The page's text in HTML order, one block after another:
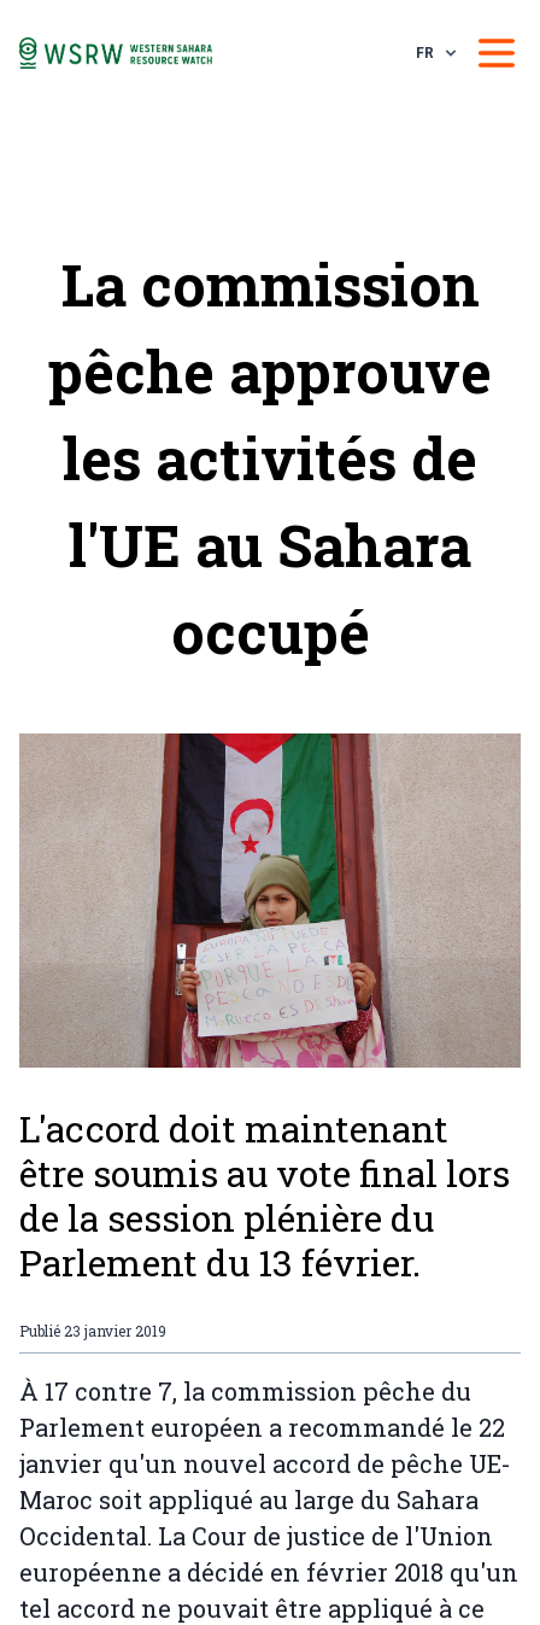
FR
La commission
pêche approuve
les activités de
l'UE au Sahara
occupé
L'accord doit maintenant
être soumis au vote final lors
de la session plénière du
Parlement du 13 février.
Publié 23 janvier 2019
À 17 contre 7, la commission pêche du
Parlement européen a recommandé le 22
janvier qu'un nouvel accord de pêche UE-
Maroc soit appliqué au large du Sahara
Occidental. La Cour de justice de l'Union
européenne a décidé en février 2018 qu'un
tel accord ne pouvait être appliqué à ce